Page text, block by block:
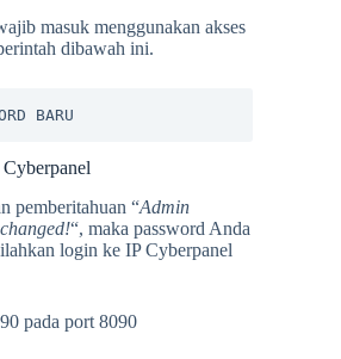
masuk menggunakan akses
dibawah ini.
BARU
pemberitahuan “Admin
“, maka password Anda
login ke IP Cyberpanel
pada port 8090